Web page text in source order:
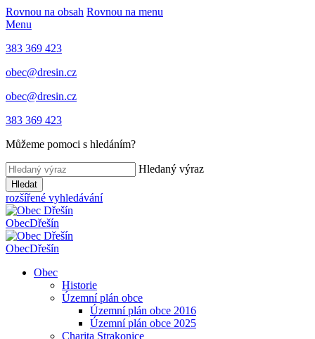
Rovnou na obsah Rovnou na menu
Menu
383 369 423
obec@dresin.cz
obec@dresin.cz
383 369 423
Můžeme pomoci s hledáním?
Hledaný výraz
Hledat
rozšířené vyhledávání
ObecDřešín
ObecDřešín
Obec
Historie
Územní plán obce
Územní plán obce 2016
Územní plán obce 2025
Charita Strakonice